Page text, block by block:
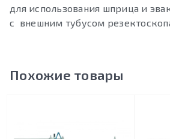
для использования шприца и
с внешним тубусом
Похожие товары